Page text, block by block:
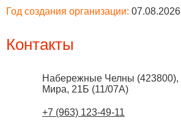
Год создания организации: 07.08.2026
Контакты
Набережные Челны (423800),
Мира, 21Б (11/07А)
+7 (963) 123-49-11